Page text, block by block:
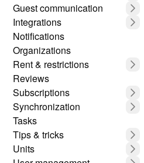
Guest communication
Integrations
Notifications
Organizations
Rent & restrictions
Reviews
Subscriptions
Synchronization
Tasks
Tips & tricks
Units